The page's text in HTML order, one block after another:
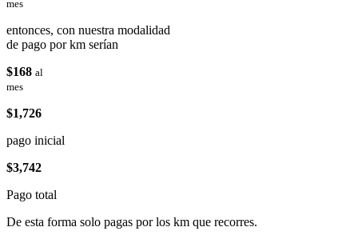
mes
entonces, con nuestra modalidad
de pago por km serían
$168 al
mes
$1,726
pago inicial
$3,742
Pago total
De esta forma solo pagas por los km que recorres.